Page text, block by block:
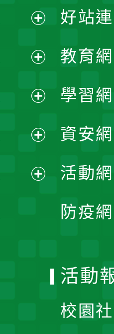
開
選
單
開
選
單
開
選
單
開
選
開
好站
教育
學習
資安
活動
防疫
活動
校園